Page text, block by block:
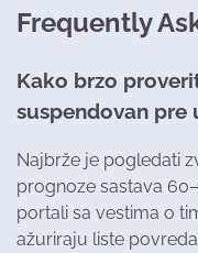
Frequently
Kako brzo
suspendovan pre
Najbrže je pogledati
prognoze sastava
portali sa vestima o
ažuriraju liste